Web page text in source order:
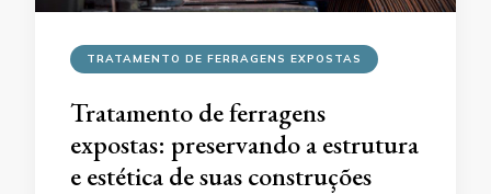
TRATAMENTO DE FERRAGENS EXPOSTAS
Tratamento de ferragens
expostas: preservando a estrutura
e estética de suas construções